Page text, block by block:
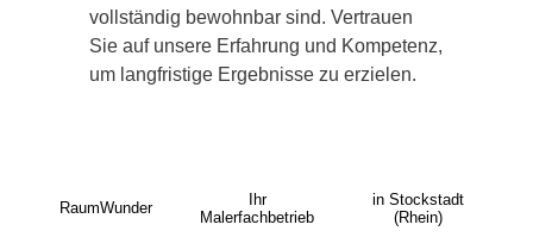
vollständig bewohnbar sind. Vertrauen
Sie auf unsere Erfahrung und Kompetenz,
um langfristige Ergebnisse zu erzielen.
RaumWunder
Ihr
Malerfachbetrieb
in Stockstadt
(Rhein)